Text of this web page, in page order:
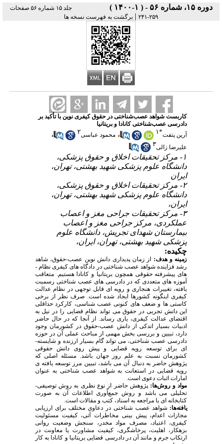
دوره ۱۵، شماره ۵۶ - ( ۱-۱۴۰۰ )
جلد ۱۵ شماره ۵۶ صفحات
۲۵۹-۲۴۱
| برگشت به فهرست نسخه ها
کاربست شواهد عصب‌شناختی در حقوق کیفری نوین با تأکید بر
دادرسی عصب‌شناختی کانادا و بریتانیا
آرین پتفت*۱ ، محمود عباسی۲ ،
علیرضا زالی۳
۱- مرکز تحقیقات اخلاق و حقوق پزشکی،
دانشگاه علوم پزشکی شهید بهشتی، تهران،
ایران
۲- مرکز تحقیقات اخلاق و حقوق پزشکی،
دانشگاه علوم پزشکی شهید بهشتی، تهران،
ایران،
۳- مرکز تحقیقات جراحی مغز و اعصاب
عملکردی، مرکز جراحی مغز و اعصاب
بیمارستان شهدای تجریش، دانشگاه علوم
پزشکی شهید بهشتی، تهران، ایران،
چکیده:
زمینه و هدف: از زمان پدیداری دانش نوین عصب-حقوق، شاهد
رشد فزاینده شواهد عصب­ شناختی در دادگاه­ های کیفری نظام ­
های پیشرفته حقوقی همچون بریتانیا و کانادا هستیم. متعاقب
آموزه­ های متعددی که در دادرسی­ های عصب­ شناختی رسمیت
یافته، تغییرات هنجاری و رویه­ ای قابل توجهی در نظام عدالت
کیفری اینگونه کشورها ایجاد شده است. صرف نظر از برخی
کاستی ­ها و ضعف­ های کنونی عصب­ شناسی، کارکرد حداقلی
این دانش تجربی در حقوق می­ تواند نظام قضایی را در نیل به
اقتضای عدالت کیفری، یاری رساند. از آنجا که در حال حاضر
ادبیات بسیار اندکی از دانش عصب-حقوق در کشورمان وجود
دارد، تبیین و بررسی بخش مهمی از مباحث عملی آن در حوزه
دادرسی عصب­ شناختی، می­ تواند گام بسیار ارزنده و شایسته­
ای برای توسعه رویه قضایی و پیش ­روی دانش حقوقی
کشورمان نسبت به علم روز جهان باشد. مسئله اصلی که
پژوهش حاضر به دنبال آن می­ باشد، تبیین مرز توسعه­ یافته­ ی
رویه قضایی در استعانت به شواهد عصب­ شناختی به عنوان
امارات اثبات دعوی است.
مواد و روش‌ها: پژوهش حاضر از نوع نظری به ‌روش توصیفی-
تحلیلی می‏ باشد و روش جمع‌آوری اطلاعات آن به صورت
کتابخانه ‏ای با مراجعه به اسناد، کتب و مقالات است.
یافته‌ها: شواهد عصب ­شناختی در دعاوی مختلف برای ارزیابی
مجازات اعدام، پیش­ بینی مخاطرات آتی، کیفیت مسئولیت
کیفری، اعتیاد، مصرف مواد مخدر، سنجش وضعیت روانی
بزهکار، اهلیت، پرخاشگری، کیفیت مشاورت یا معاونت در
ارتکاب جرم و مانند آن در دادرسی قضایی بریتانیا و کانادا به کار